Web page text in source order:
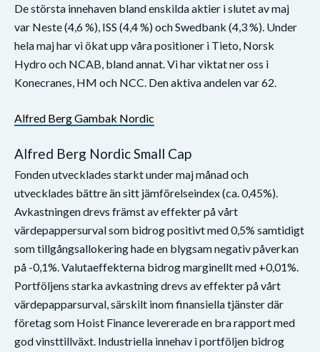
De största innehaven bland enskilda aktier i slutet av maj
var Neste (4,6 %), ISS (4,4 %) och Swedbank (4,3 %). Under
hela maj har vi ökat upp våra positioner i Tieto, Norsk
Hydro och NCAB, bland annat. Vi har viktat ner oss i
Konecranes, HM och NCC. Den aktiva andelen var 62.
Alfred Berg Gambak Nordic
Alfred Berg Nordic Small Cap
Fonden utvecklades starkt under maj månad och
utvecklades bättre än sitt jämförelseindex (ca. 0,45%).
Avkastningen drevs främst av effekter på vårt
värdepappersurval som bidrog positivt med 0,5% samtidigt
som tillgångsallokering hade en blygsam negativ påverkan
på -0,1%. Valutaeffekterna bidrog marginellt med +0,01%.
Portföljens starka avkastning drevs av effekter på vårt
värdepapparsurval, särskilt inom finansiella tjänster där
företag som Hoist Finance levererade en bra rapport med
god vinsttillväxt. Industriella innehav i portföljen bidrog